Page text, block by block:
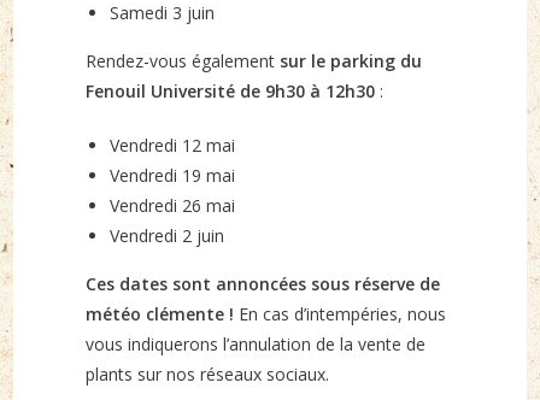
Samedi 3 juin
Rendez-vous également sur le parking du
Fenouil Université de 9h30 à 12h30 :
Vendredi 12 mai
Vendredi 19 mai
Vendredi 26 mai
Vendredi 2 juin
Ces dates sont annoncées sous réserve de
météo clémente ! En cas d’intempéries, nous
vous indiquerons l’annulation de la vente de
plants sur nos réseaux sociaux.